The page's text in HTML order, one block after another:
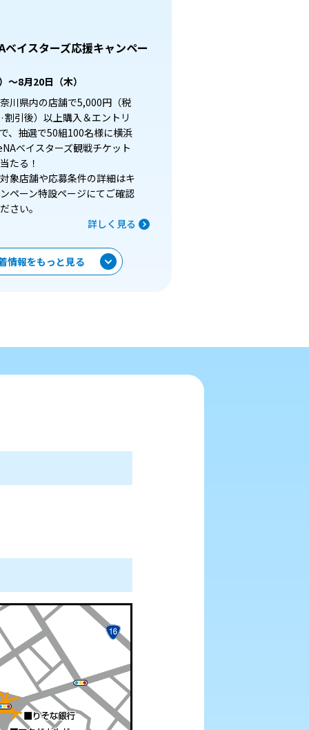
イスターズ応援キャンペー
～8月20日（木）
川県内の店舗で5,000円（税
割引後）以上購入＆エントリ
、抽選で50組100名様に横浜
ベイスターズ観戦チケット
たる！
象店舗や応募条件の詳細はキ
ペーン特設ページにてご確認
さい。
詳しく見る
情報をもっと見る